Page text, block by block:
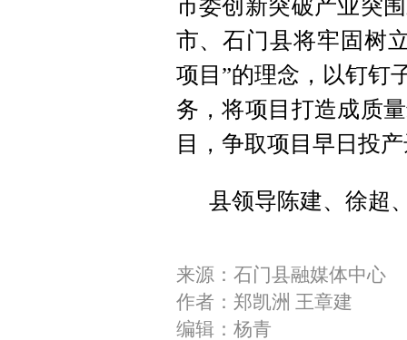
市委创新突破产业突
市、石门县将牢固树
项目”的理念，以钉钉
务，将项目打造成质
目，争取项目早日投
县领导陈建、徐超
来源：石门县融媒体中心
作者：郑凯洲 王章建
编辑：杨青